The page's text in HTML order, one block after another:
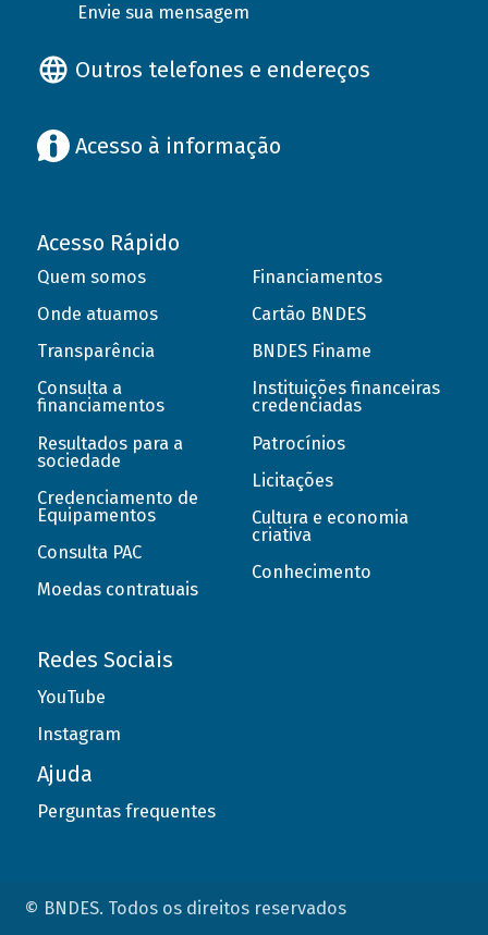
Envie sua mensagem
Outros telefones e endereços
Acesso à informação
Acesso Rápido
Quem somos
Onde atuamos
Transparência
Consulta a
financiamentos
Resultados para a
sociedade
Credenciamento de
Equipamentos
Consulta PAC
Moedas contratuais
Financiamentos
Cartão BNDES
BNDES Finame
Instituições financeiras
credenciadas
Patrocínios
Licitações
Cultura e economia
criativa
Conhecimento
Redes Sociais
YouTube
Instagram
Ajuda
Perguntas frequentes
© BNDES. Todos os direitos reservados